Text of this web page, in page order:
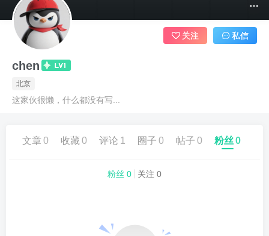
chen
北京
这家伙很懒，什么都没有写...
关注 私信
文章0 收藏 0 评论 1 圈子 0 帖子 0 粉丝0
粉丝 0 关注 0